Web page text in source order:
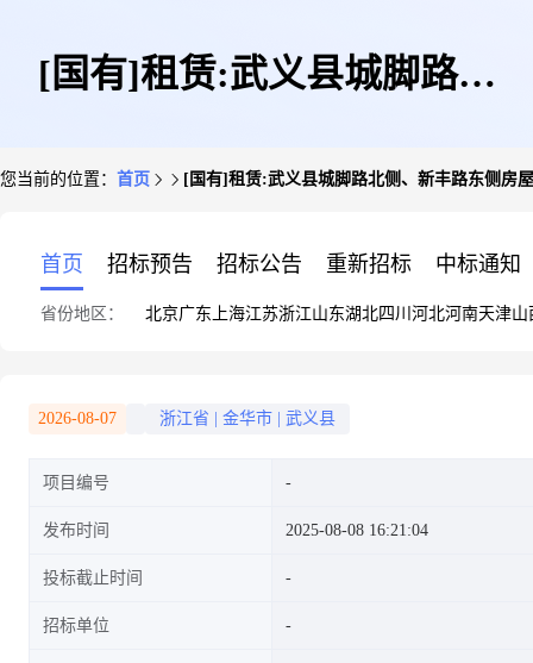
[国有]租赁:武义县城脚路北
您当前的位置： 首页 [国有]租赁:武义县城脚路北侧、新丰路东侧房
首页 招标预告 招标公告 重新招标 中标通知
省份地区： 北京广东 上海江苏浙江山东湖北四川 河北河南天津山
2026-08-07 浙江省 金华市 武义县
项目编号
发布时间 2025-08-08 16:21:04
投标截止时间
招标单位